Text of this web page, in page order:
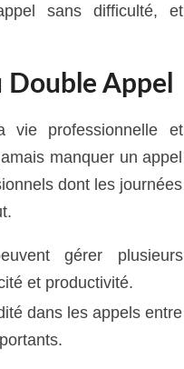
sans difficulté, et
Appel
vie professionnelle et
manquer un appel
dont les journées
gérer plusieurs
et productivité.
dans les appels entre